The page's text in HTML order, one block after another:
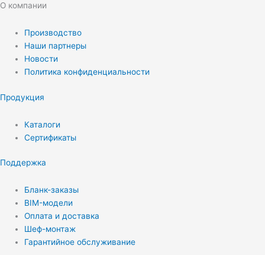
О компании
Производство
Наши партнеры
Новости
Политика конфиденциальности
Продукция
Каталоги
Сертификаты
Поддержка
Бланк-заказы
BIM-модели
Оплата и доставка
Шеф-монтаж
Гарантийное обслуживание